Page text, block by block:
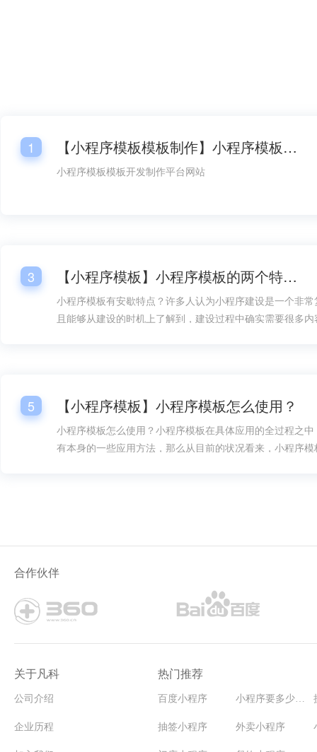
1 【小程序模板模板制作】小程序模板模板开发平台网站
小程序模板模板开发制作平台网站
3 【小程序模板】小程序模板的两个特点！
小程序模板有安歇特点？许多人认为小程序建设是一个非
且能够从建设的时机上了解到，建设过程中确实需要很多
5 【小程序模板】小程序模板怎么使用？
小程序模板怎么使用？小程序模板在具体应用的全过程之
有本身的一些应用方法，那么从目前的状况看来，小程序
合作伙伴
关于凡科
公司介绍
企业历程
热门推荐
百度小程序
抽签小程序 外卖小程序